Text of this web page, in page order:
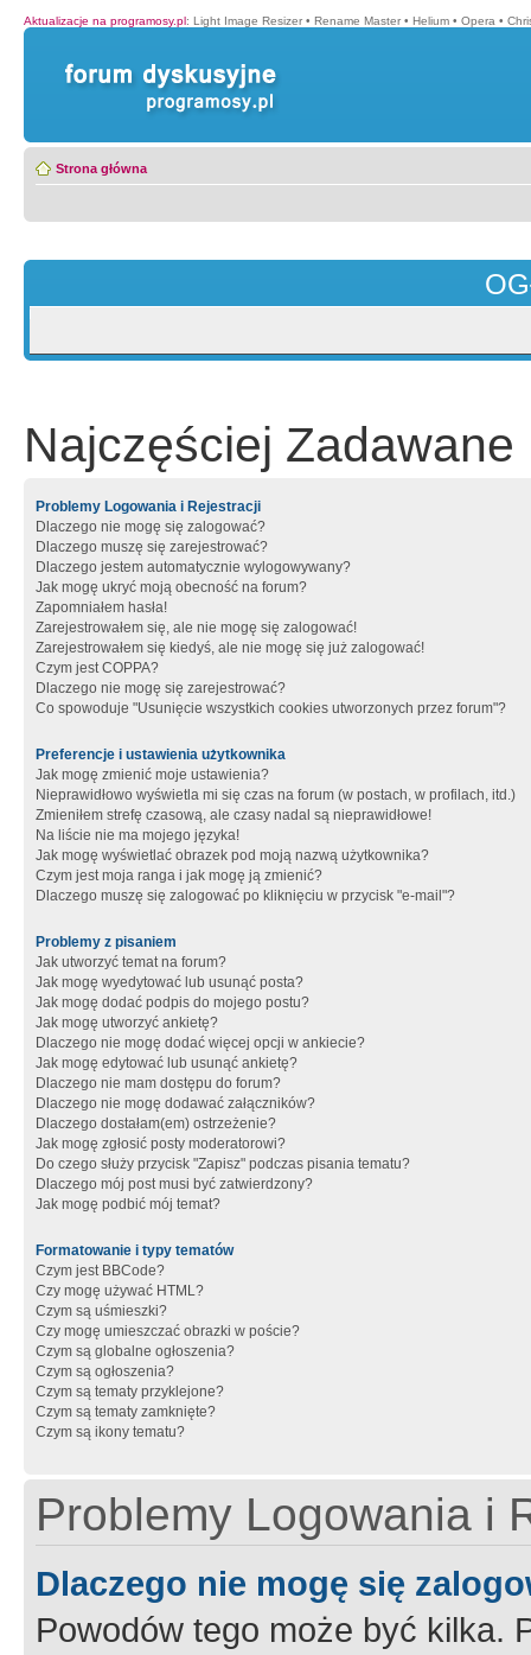
Aktualizacje na programosy.pl: Light Image Resizer • Rename Master • Helium • Opera •
Strona główna
Najczęściej Zadawane
Problemy Logowania i Rejestracji
Dlaczego nie mogę się zalogować?
Dlaczego muszę się zarejestrować?
Dlaczego jestem automatycznie wylogowywany?
Jak mogę ukryć moją obecność na forum?
Zapomniałem hasła!
Zarejestrowałem się, ale nie mogę się zalogować!
Zarejestrowałem się kiedyś, ale nie mogę się już zalogować!
Czym jest COPPA?
Dlaczego nie mogę się zarejestrować?
Co spowoduje "Usunięcie wszystkich cookies utworzonych przez forum"?
Preferencje i ustawienia użytkownika
Jak mogę zmienić moje ustawienia?
Nieprawidłowo wyświetla mi się czas na forum (w postach, w profilach, itd.)
Zmieniłem strefę czasową, ale czasy nadal są nieprawidłowe!
Na liście nie ma mojego języka!
Jak mogę wyświetlać obrazek pod moją nazwą użytkownika?
Czym jest moja ranga i jak mogę ją zmienić?
Dlaczego muszę się zalogować po kliknięciu w przycisk "e-mail"?
Problemy z pisaniem
Jak utworzyć temat na forum?
Jak mogę wyedytować lub usunąć posta?
Jak mogę dodać podpis do mojego postu?
Jak mogę utworzyć ankietę?
Dlaczego nie mogę dodać więcej opcji w ankiecie?
Jak mogę edytować lub usunąć ankietę?
Dlaczego nie mam dostępu do forum?
Dlaczego nie mogę dodawać załączników?
Dlaczego dostałam(em) ostrzeżenie?
Jak mogę zgłosić posty moderatorowi?
Do czego służy przycisk "Zapisz" podczas pisania tematu?
Dlaczego mój post musi być zatwierdzony?
Jak mogę podbić mój temat?
Formatowanie i typy tematów
Czym jest BBCode?
Czy mogę używać HTML?
Czym są uśmieszki?
Czy mogę umieszczać obrazki w poście?
Czym są globalne ogłoszenia?
Czym są ogłoszenia?
Czym są tematy przyklejone?
Czym są tematy zamknięte?
Czym są ikony tematu?
Problemy Logowania i
Dlaczego nie mogę się
Powodów tego może być kilka.